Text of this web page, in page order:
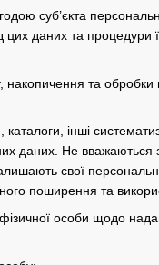
суб’єкта
цих даних та
та обробки
інші
даних. Не
свої
поширення та
особи щодо